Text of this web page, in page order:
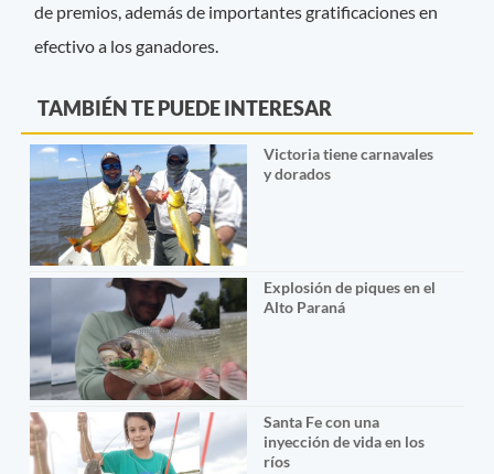
de premios, además de importantes gratificaciones en
efectivo a los ganadores.
TAMBIÉN TE PUEDE INTERESAR
Victoria tiene carnavales
y dorados
Explosión de piques en el
Alto Paraná
Santa Fe con una
inyección de vida en los
ríos